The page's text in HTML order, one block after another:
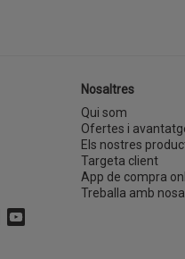
Nosaltres
Qui som
Ofertes i
Els nostres
Targeta client
App de compra
Treballa amb
una finestra nova)
en una finestra nova)
(s'obre en una finestra nova)
Youtube